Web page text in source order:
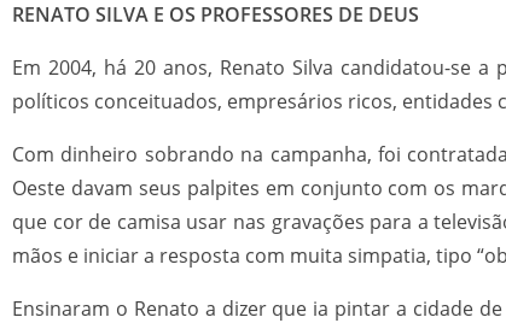
RENATO SILVA E OS PROFESSORES DE DEUS
Em 2004, há 20 anos, Renato Silva candidatou-se
políticos conceituados, empresários ricos, entidades
Com dinheiro sobrando na campanha, foi
Oeste davam seus palpites em conjunto com os
que cor de camisa usar nas gravações para a
mãos e iniciar a resposta com muita simpatia, tipo
Ensinaram o Renato a dizer que ia pintar a cidade